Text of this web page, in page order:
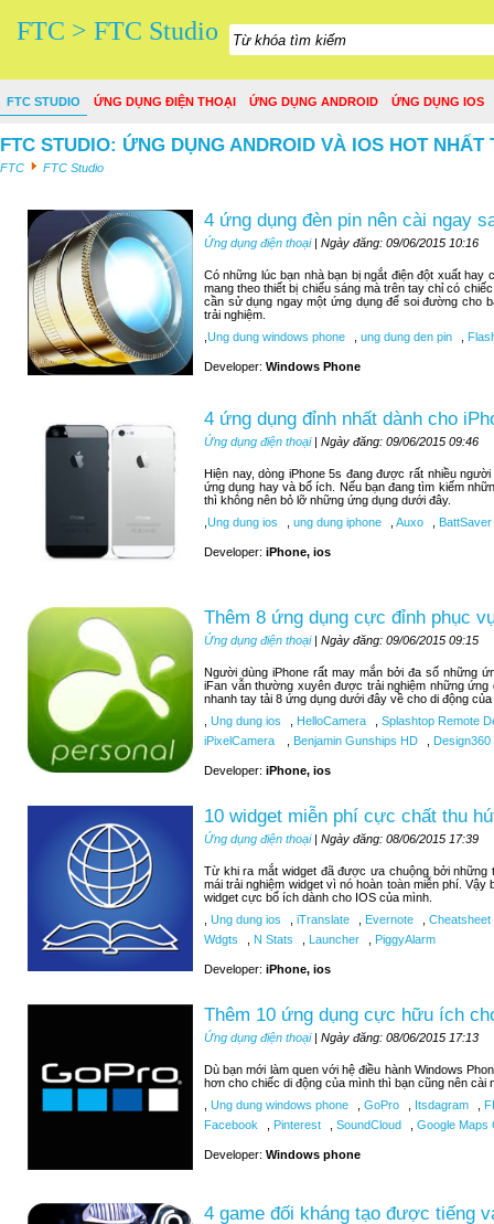
FTC > FTC Studio
FTC STUDIO ỨNG DỤNG ĐIỆN THOẠI ỨNG DỤNG ANDROID ỨNG DỤNG IOS
FTC STUDIO: ỨNG DỤNG ANDROID VÀ IOS HOT NHẤT
FTC FTC Studio
4 ứng dụng đèn pin nên cài ngay
Ứng dụng điện thoại| Ngày đăng: 09/06/2015 10:16
Có những lúc bạn nhà bạn bị ngắt điện đột xuất hay
mang theo thiết bị chiếu sáng mà trên tay chỉ có
cần sử dụng ngay một ứng dụng để soi đường cho
trải nghiệm.
Ung dung windows phone ung dung den pin
Developer: Windows Phone
4 ứng dụng đỉnh nhất dành cho
Ứng dụng điện thoại| Ngày đăng: 09/06/2015 09:46
Hiện nay, dòng iPhone 5s đang được rất nhiều
ứng dụng hay và bổ ích. Nếu bạn đang tìm kiếm
thì không nên bỏ lỡ những ứng dụng dưới đây.
Ung dung ios ung dung iphone Auxo BattSaver
Developer: iPhone, ios
Thêm 8 ứng dụng cực đỉnh phục
Ứng dụng điện thoại| Ngày đăng: 09/06/2015 09:15
Người dùng iPhone rất may mắn bởi đa số những
iFan vẫn thường xuyên được trải nghiệm những
nhanh tay tải 8 ứng dụng dưới đây về cho di động
Ung dung ios HelloCamera
Splashtop Remote
iPixelCamera
Benjamin Gunships HD Design360
Developer: iPhone, ios
10 widget miễn phí cực chất thu
Ứng dụng điện thoại| Ngày đăng: 08/06/2015 17:39
Từ khi ra mắt widget đã được ưa chuộng bởi
mái trải nghiệm widget vì nó hoàn toàn miễn phí.
widget cực bổ ích dành cho IOS của mình.
Ung dung ios iTranslate Evernote
Cheatsheet
Wdgts
N Stats Launcher PiggyAlarm
Developer: iPhone, ios
Thêm 10 ứng dụng cực hữu ích
Ứng dụng điện thoại| Ngày đăng: 08/06/2015 17:13
Dù bạn mới làm quen với hệ điều hành Windows
hơn cho chiếc di động của mình thì bạn cũng nên cài
Ung dung windows phone GoPro Itsdagram
Facebook
Pinterest SoundCloud Google Maps
Developer: Windows phone
4 game đối kháng tạo được tiếng